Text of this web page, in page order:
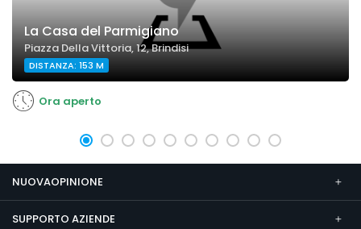
La Casa del Parmigiano
Piazza Della Vittoria, 12, Brindisi
DISTANZA: 153 M
Ora aperto
NUOVAOPINIONE
SUPPORTO AZIENDE